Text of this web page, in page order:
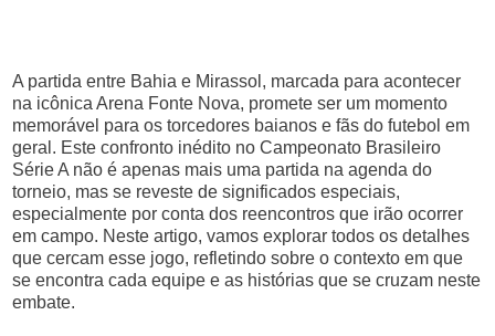
A partida entre Bahia e Mirassol, marcada para acontecer
na icônica Arena Fonte Nova, promete ser um momento
memorável para os torcedores baianos e fãs do futebol em
geral. Este confronto inédito no Campeonato Brasileiro
Série A não é apenas mais uma partida na agenda do
torneio, mas se reveste de significados especiais,
especialmente por conta dos reencontros que irão ocorrer
em campo. Neste artigo, vamos explorar todos os detalhes
que cercam esse jogo, refletindo sobre o contexto em que
se encontra cada equipe e as histórias que se cruzam neste
embate.